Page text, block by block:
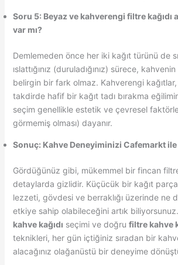
Soru 5: Beyaz ve kahverengi filtre kağıdı
var mı?
Demlemeden önce her iki kağıt türünü de
ıslattığınız (duruladığınız) sürece,
belirgin bir fark olmaz. Kahverengi kağıtlar,
takdirde hafif bir kağıt tadı bırakma
seçim genellikle estetik ve çevresel
görmemiş olması) dayanır.
Sonuç: Kahve Deneyiminizi Cafemarkt ile
Gördüğünüz gibi, mükemmel bir fincan
detaylarda gizlidir. Küçücük bir kağıt
lezzeti, gövdesi ve berraklığı üzerinde ne
etkiye sahip olabileceğini artık
kahve kağıdı seçimi ve doğru filtre kahve
teknikleri, her gün içtiğiniz sıradan bir
alacağınız olağanüstü bir deneyime